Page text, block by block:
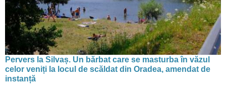
Pervers la Silvaș. Un bărbat care se masturba în văzul
celor veniți la locul de scăldat din Oradea, amendat de
instanță